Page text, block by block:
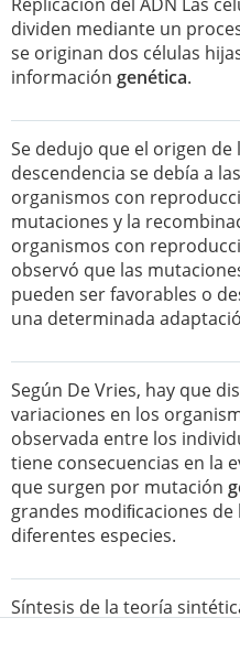
dividen mediante un
se originan dos células
información genética.
Se dedujo que el origen de
descendencia se debía a
organismos con
mutaciones y la
organismos con
observó que las
pueden ser favorables o
una determinada
Según De Vries, hay que
variaciones en los
observada entre los
tiene consecuencias en la
que surgen por mutación
grandes modiﬁcaciones
diferentes especies.
Síntesis de la teoría